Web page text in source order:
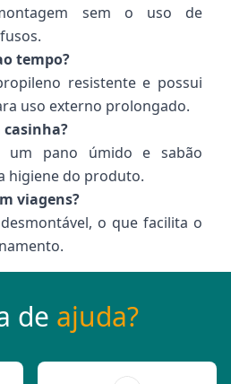
sem o uso de
tempo?
resistente e possui
uso externo prolongado.
casinha?
um pano úmido e sabão
higiene do produto.
viagens?
o que facilita o
de ajuda?